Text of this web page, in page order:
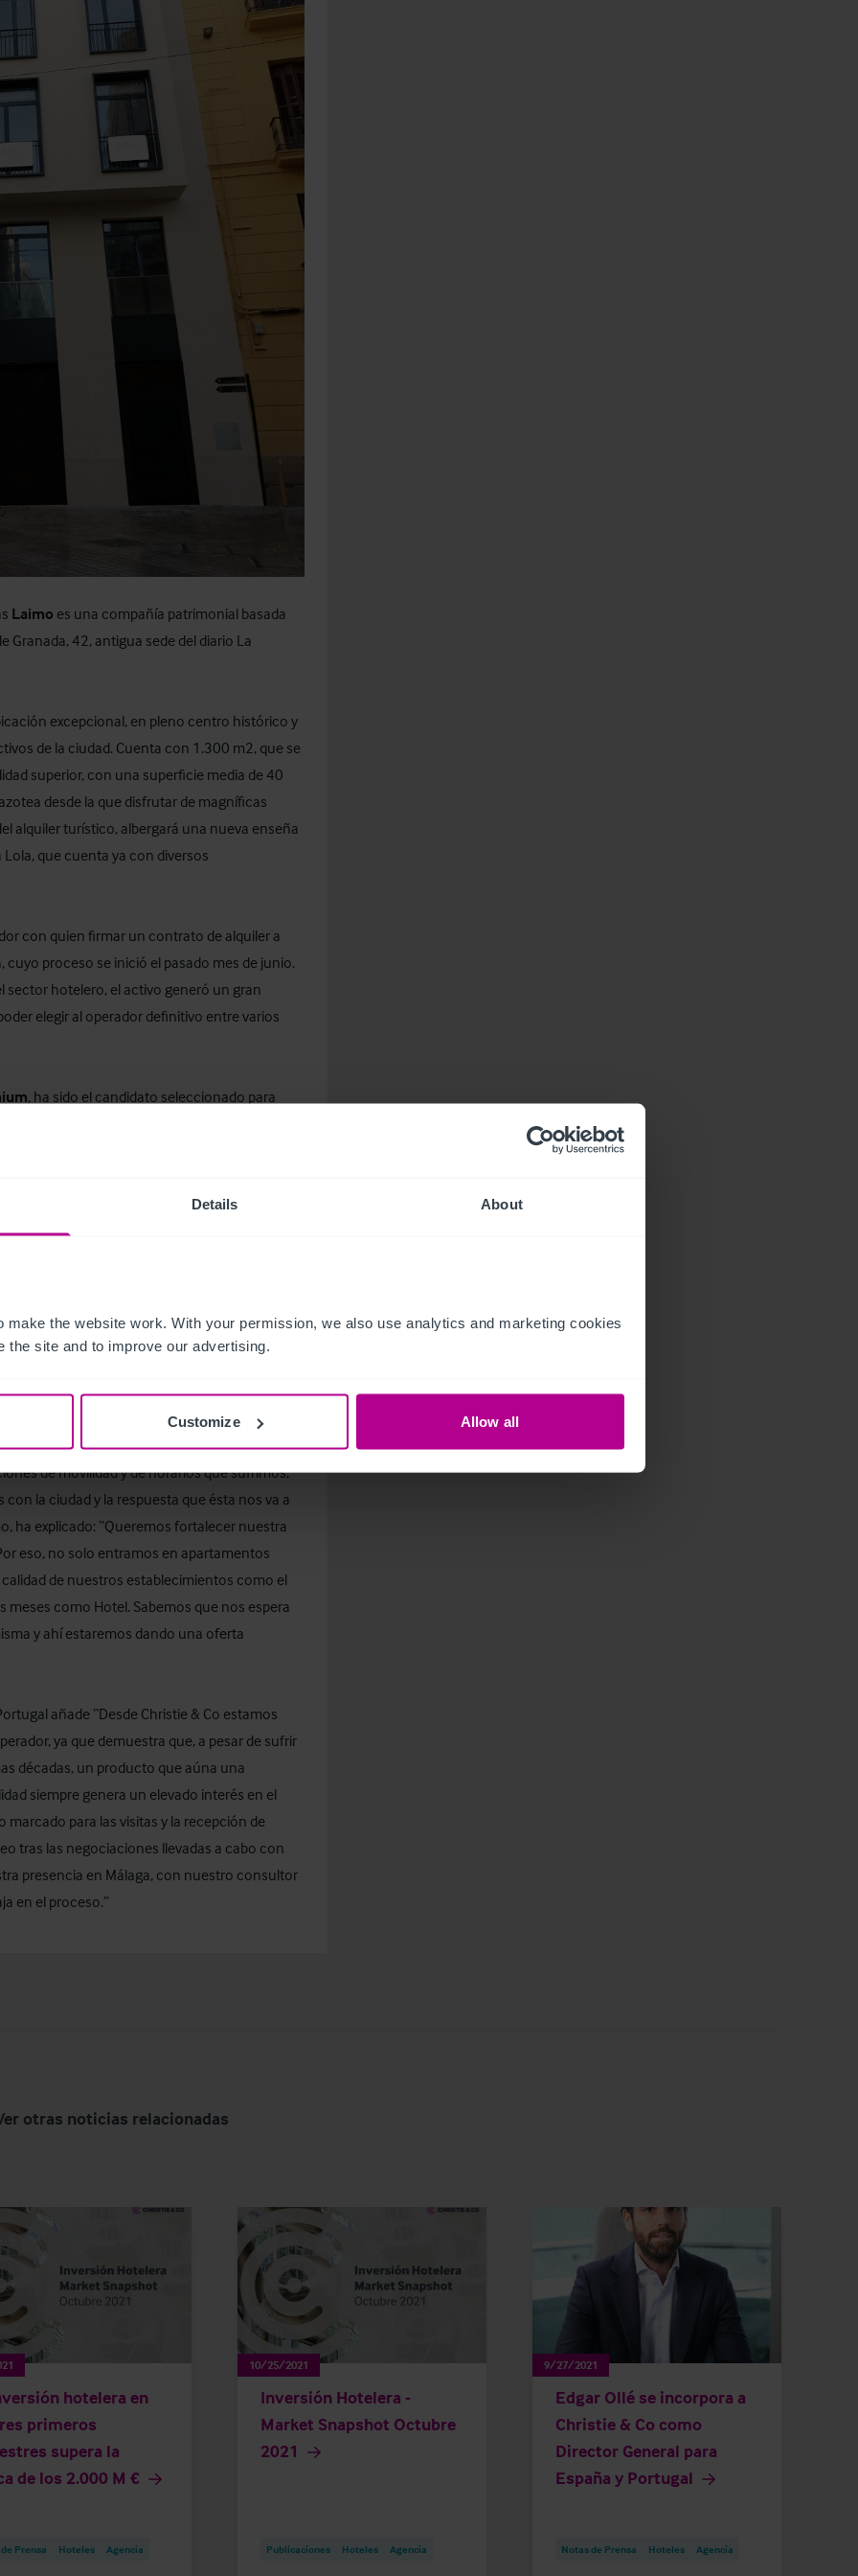
Details About
make the website work. With your permission, we also use analytics and marketing cookies
the site and to improve our advertising.
Customize Allow all
Laimo es una compañía patrimonial basada
Granada, 42, antigua sede del diario La
excepcional, en pleno centro histórico y
de la ciudad. Cuenta con 1.300 m2, que se
superior, con una superficie media de 40
desde la que disfrutar de magníficas
alquiler turístico, albergará una nueva enseña
que cuenta ya con diversos
con quien firmar un contrato de alquiler a
cuyo proceso se inició el pasado mes de junio.
sector hotelero, el activo generó un gran
elegir al operador definitivo entre varios
, ha sido el candidato seleccionado para
la azotea del edificio. El Grupo Premium
de tres restaurantes, tres terrazas y La
de 1.200 m2, con capacidad para 450
en este espacio como en los restaurantes.
y cuidada rehabilitación del edificio,
de Christie & Co en la búsqueda del
al Grupo Premium en unas
por la cordialidad”.
sigue confiando plenamente en el
“A pesar de los difíciles e inciertos
de movilidad y de horarios que sufrimos,
la ciudad y la respuesta que ésta nos va a
ha explicado: “Queremos fortalecer nuestra
eso, no solo entramos en apartamentos
de nuestros establecimientos como el
meses como Hotel. Sabemos que nos espera
y ahí estaremos dando una oferta
añade “Desde Christie & Co estamos
ya que demuestra que, a pesar de sufrir
décadas, un producto que aúna una
siempre genera un elevado interés en el
para las visitas y la recepción de
tras las negociaciones llevadas a cabo con
presencia en Málaga, con nuestro consultor
en el proceso.”
otras noticias relacionadas
hotelera en
primeros
supera la
de los 2.000 M €
Prensa Hoteles Agencia
10/25/2021
Inversión Hotelera -
Market Snapshot Octubre
2021
Publicaciones Hoteles Agencia
9/27/2021
Edgar Ollé se incorpora a
Christie & Co como
Director General para
España y Portugal
Notas de Prensa Hoteles Agencia